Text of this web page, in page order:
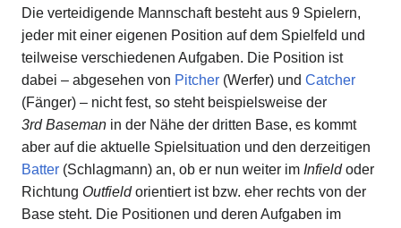
Die verteidigende Mannschaft besteht aus 9 Spielern,
jeder mit einer eigenen Position auf dem Spielfeld und
teilweise verschiedenen Aufgaben. Die Position ist
dabei – abgesehen von Pitcher (Werfer) und Catcher
(Fänger) – nicht fest, so steht beispielsweise der
3rd Baseman in der Nähe der dritten Base, es kommt
aber auf die aktuelle Spielsituation und den derzeitigen
Batter (Schlagmann) an, ob er nun weiter im Infieldoder
Richtung Outfieldorientiert ist bzw. eher rechts von der
Base steht. Die Positionen und deren Aufgaben im